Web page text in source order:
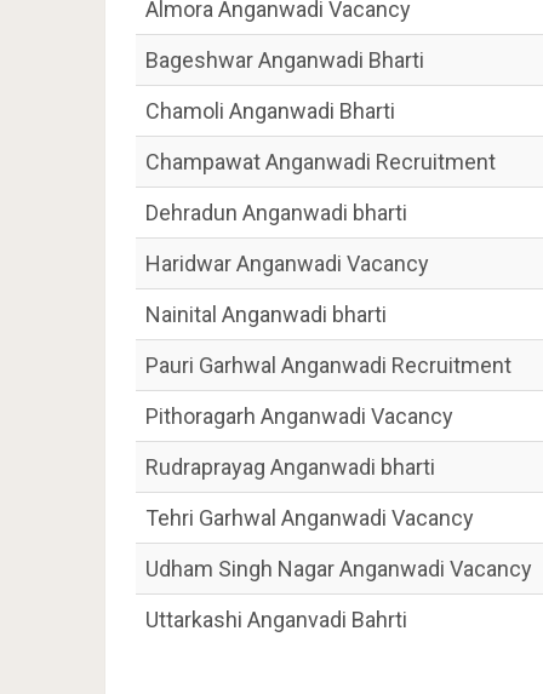
Almora Anganwadi Vacancy
Bageshwar Anganwadi Bharti
Chamoli Anganwadi Bharti
Champawat Anganwadi Recruitment
Dehradun Anganwadi bharti
Haridwar Anganwadi Vacancy
Nainital Anganwadi bharti
Pauri Garhwal Anganwadi Recruitment
Pithoragarh Anganwadi Vacancy
Rudraprayag Anganwadi bharti
Tehri Garhwal Anganwadi Vacancy
Udham Singh Nagar Anganwadi Vacancy
Uttarkashi Anganvadi Bahrti